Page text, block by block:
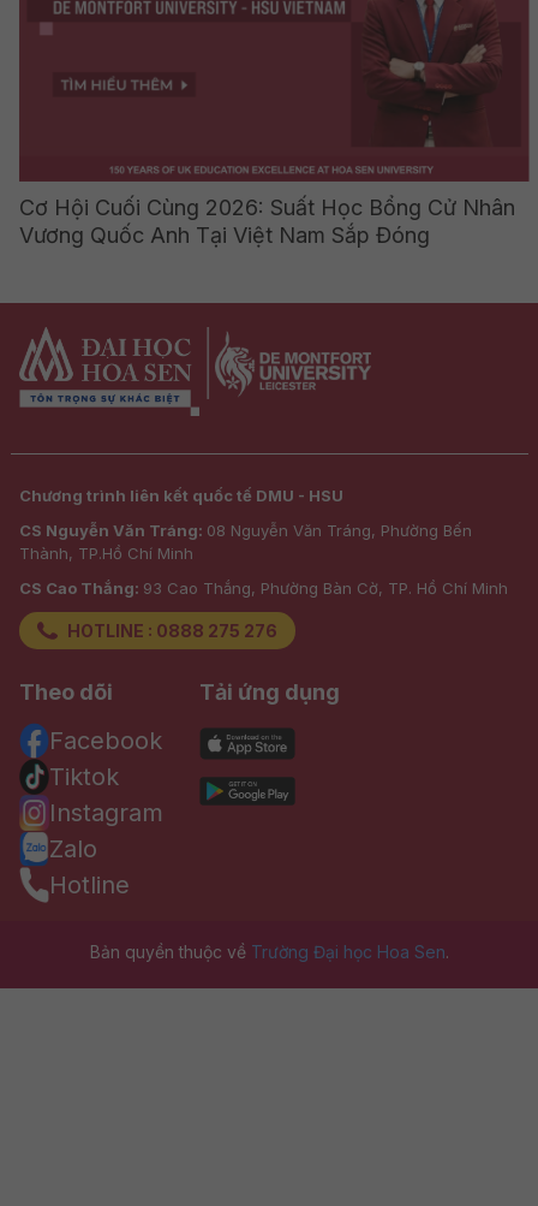
Cơ Hội Cuối Cùng 2026: Suất Học Bổng Cử Nhân
Vương Quốc Anh Tại Việt Nam Sắp Đóng
Chương trình liên kết quốc tế DMU - HSU
CS Nguyễn Văn Tráng: 08 Nguyễn Văn Tráng, Phường Bến
Thành, TP.Hồ Chí Minh
CS Cao Thắng: 93 Cao Thắng, Phường Bàn Cờ, TP. Hồ Chí Minh
HOTLINE : 0888 275 276
Theo dõi
Facebook
Tiktok
Instagram
Zalo
Hotline
Tải ứng dụng
Bản quyền thuộc về Trường Đại học Hoa Sen.